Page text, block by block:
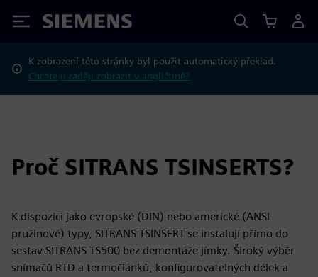
Siemens
K zobrazení této stránky byl použit automatický překlad.
Chcete ji raději zobrazit v angličtině?
Proč SITRANS TSINSERTS?
K dispozici jako evropské (DIN) nebo americké (ANSI
pružinové) typy, SITRANS TSINSERT se instalují přímo do
sestav SITRANS TS500 bez demontáže jímky. Široký výběr
snímačů RTD a termočlánků, konfigurovatelných délek a